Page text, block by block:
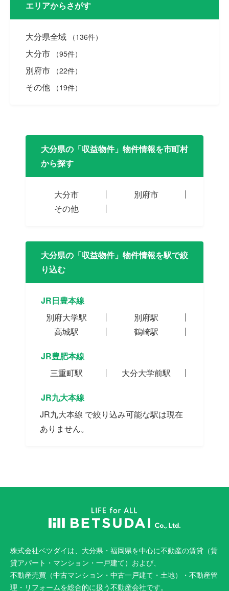
エリアからさがす
大分県全域 （136件）
大分市 （95件）
別府市 （22件）
その他 （19件）
大分県の「収益物件」物件情報を市町村
から探す
大分市
別府市
その他
大分県の「収益物件」物件情報を駅で絞
り込む
JR日豊本線
別府大学駅
別府駅
高城駅
鶴崎駅
JR豊肥本線
三重町駅
大分大学前駅
JR九大本線
JR九大本線 で絞り込み可能な駅は現在
ありません。
株式会社ベツダイは、大分県・福岡県を中心に不動産の賃貸（賃
貸アパート・マンション・一戸建て）および、
不動産売買（中古マンション・中古一戸建て・土地）・不動産管
理・リフォームを総合的に扱う不動産会社です。